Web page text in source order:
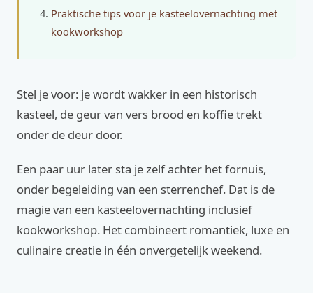
Praktische tips voor je kasteelovernachting met
kookworkshop
Stel je voor: je wordt wakker in een historisch
kasteel, de geur van vers brood en koffie trekt
onder de deur door.
Een paar uur later sta je zelf achter het fornuis,
onder begeleiding van een sterrenchef. Dat is de
magie van een kasteelovernachting inclusief
kookworkshop. Het combineert romantiek, luxe en
culinaire creatie in één onvergetelijk weekend.